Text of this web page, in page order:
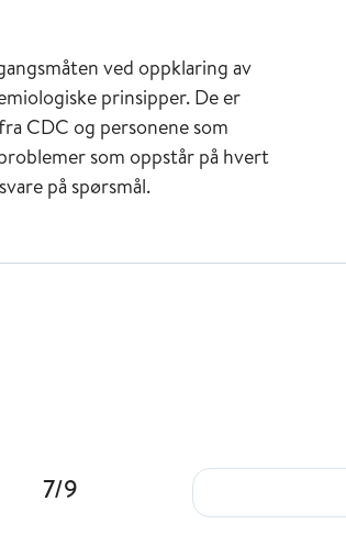
ved oppklaring av
prinsipper. De er
CDC og personene som
som oppstår på hvert
på spørsmål.
7/9